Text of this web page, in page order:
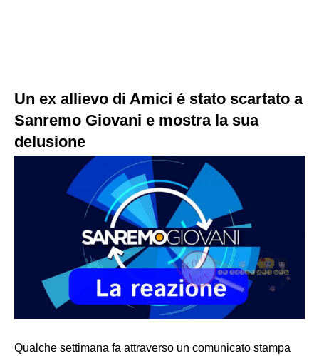
Un ex allievo di Amici é stato scartato a
Sanremo Giovani e mostra la sua
delusione
Qualche settimana fa attraverso un comunicato stampa